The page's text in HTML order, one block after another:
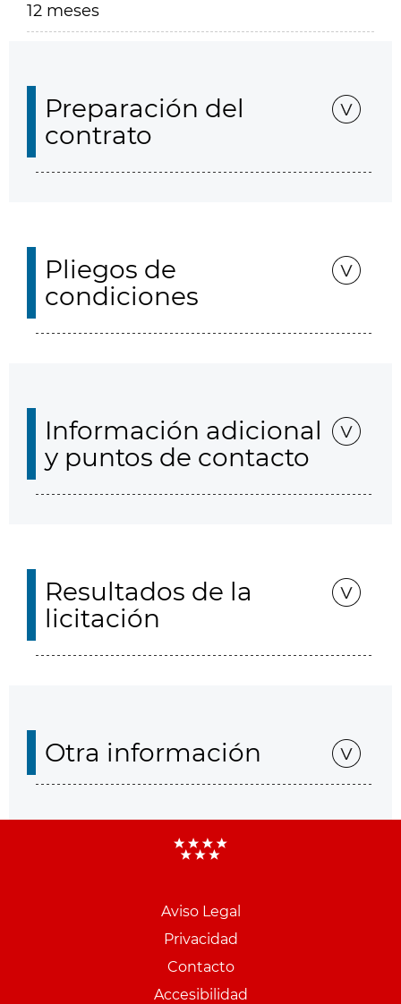
12 meses
Preparación del
contrato
Pliegos de
condiciones
Información adicional
y puntos de contacto
Resultados de la
licitación
Otra información
Aviso Legal
Privacidad
Contacto
Accesibilidad